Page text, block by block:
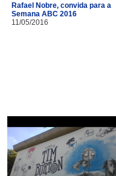
Rafael Nobre, convida para a
Semana ABC 2016
11/05/2016